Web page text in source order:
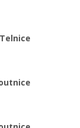
Telnice